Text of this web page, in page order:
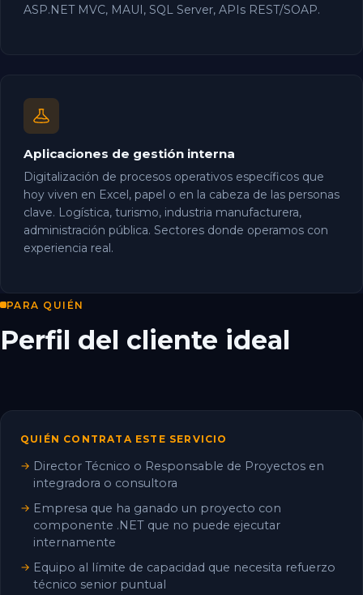
ASP.NET MVC, MAUI, SQL Server, APIs REST/SOAP.
Aplicaciones de gestión interna
Digitalización de procesos operativos específicos que
hoy viven en Excel, papel o en la cabeza de las personas
clave. Logística, turismo, industria manufacturera,
administración pública. Sectores donde operamos con
experiencia real.
PARA QUIÉN
Perfil del cliente ideal
QUIÉN CONTRATA ESTE SERVICIO
Director Técnico o Responsable de Proyectos en
integradora o consultora
Empresa que ha ganado un proyecto con
componente .NET que no puede ejecutar
internamente
Equipo al límite de capacidad que necesita refuerzo
técnico senior puntual